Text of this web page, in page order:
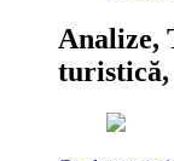
Analize,